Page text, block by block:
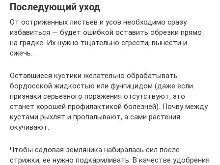
Последующий уход
От остриженных листьев и усов необходимо сразу
избавиться — будет ошибкой оставить обрезки прямо
на грядке. Их нужно тщательно сгрести, вынести и
сжечь.
Оставшиеся кустики желательно обрабатывать
бордосской жидкостью или фунгицидом (даже если
признаки серьезного поражения отсутствуют, это
станет хорошей профилактикой болезней). Почву между
кустами рыхлят и пропалывают, а сами растения
окучивают.
Чтобы садовая земляника набиралась сил после
стрижки, ее нужно подкармливать. В качестве удобрения